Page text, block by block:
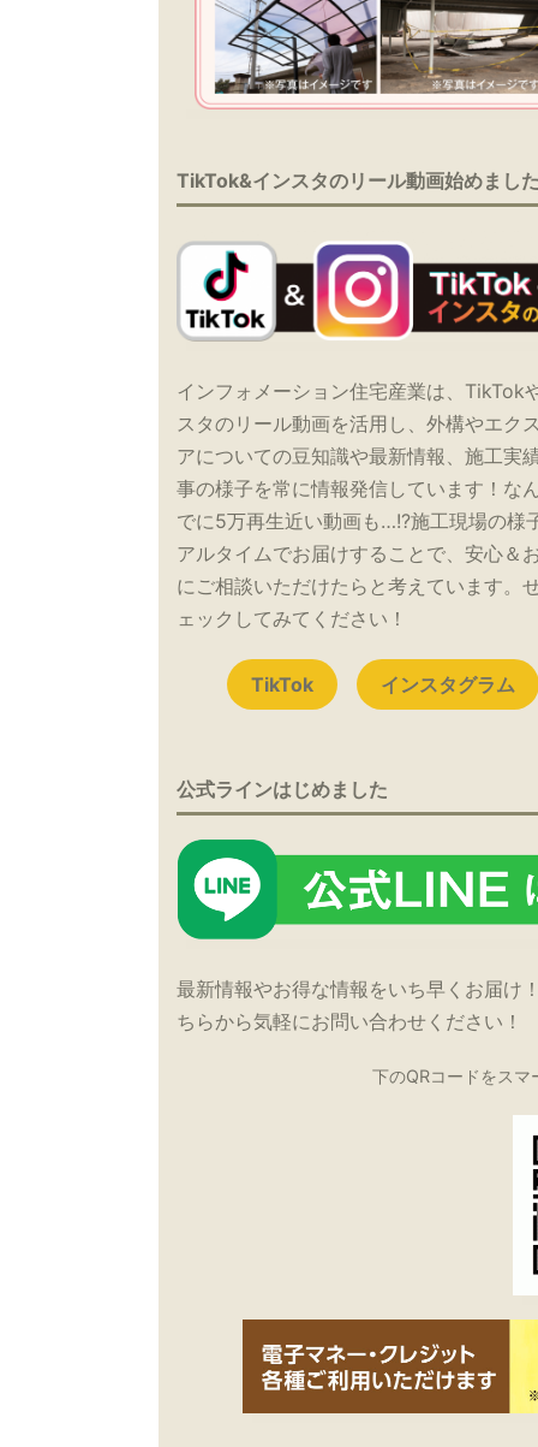
TikTok&インスタのリール動画始めまし
インフォメーション住宅産業は、TikTok
スタのリール動画を活用し、外構やエク
アについての豆知識や最新情報、施工実
事の様子を常に情報発信しています！な
でに5万再生近い動画も…!?施工現場の様
アルタイムでお届けすることで、安心＆
にご相談いただけたらと考えています。
ェックしてみてください！
TikTok インスタグラム
公式ラインはじめました
最新情報やお得な情報をいち早くお届け
ちらから気軽にお問い合わせください！
下のQRコードをス